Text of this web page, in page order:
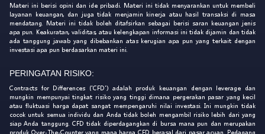
Materi ini berisi opini dan ide pribadi. Materi ini tidak menyarankan untuk membeli
layanan keuangan, dan juga tidak menjamin kinerja atau hasil transaksi di masa
mendatang. Materi ini tidak boleh ditafsirkan sebagai berisi saran keuangan jenis
apa pun. Keakuratan, validitas, atau kelengkapan informasi ini tidak dijamin dan tidak
ada tanggung jawab yang dibebankan atas kerugian apa pun yang terkait dengan
investasi apa pun berdasarkan materi ini.
PERINGATAN RISIKO:
Contracts for Differences ('CFD') adalah produk keuangan dengan leverage dan
mungkin mempunyai tingkat risiko yang tinggi dimana pergerakan pasar yang kecil
atau fluktuasi harga dapat sangat mempengaruhi nilai investasi. Ini mungkin tidak
cocok untuk semua individu dan Anda tidak boleh mengambil risiko lebih dari yang
siap Anda tanggung. CFD tidak diperdagangkan di bursa mana pun dan merupakan